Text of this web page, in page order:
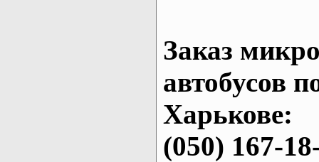
Заказ
автобусов
Харькове:
(050) 167-